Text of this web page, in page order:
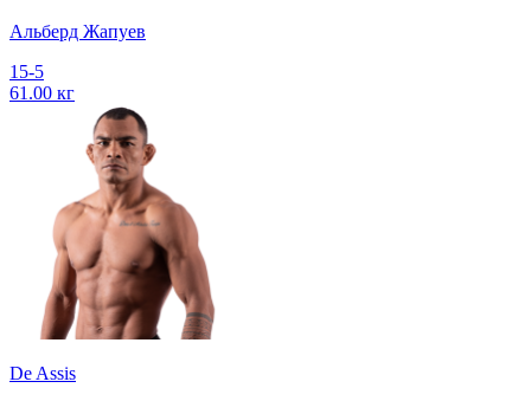
Альберд Жапуев
15-5
61.00 кг
De Assis